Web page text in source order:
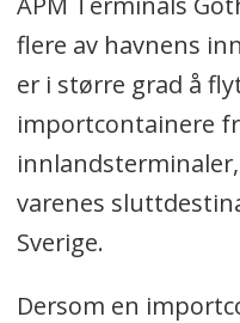
flere av havnens
er i større grad å
importcontainere
varenes
Sverige.
Dersom en